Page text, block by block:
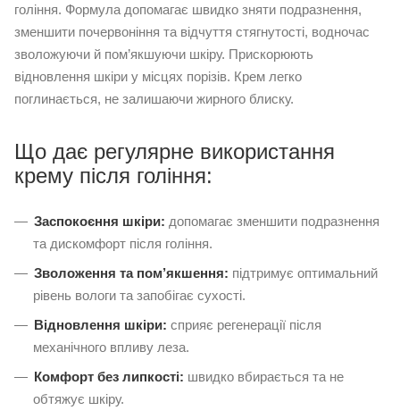
гоління. Формула допомагає швидко зняти подразнення,
зменшити почервоніння та відчуття стягнутості, водночас
зволожуючи й пом’якшуючи шкіру. Прискорюють
відновлення шкіри у місцях порізів. Крем легко
поглинається, не залишаючи жирного блиску.
Що дає регулярне використання
крему після гоління:
Заспокоєння шкіри: допомагає зменшити подразнення
та дискомфорт після гоління.
Зволоження та пом’якшення: підтримує оптимальний
рівень вологи та запобігає сухості.
Відновлення шкіри: сприяє регенерації після
механічного впливу леза.
Комфорт без липкості: швидко вбирається та не
обтяжує шкіру.